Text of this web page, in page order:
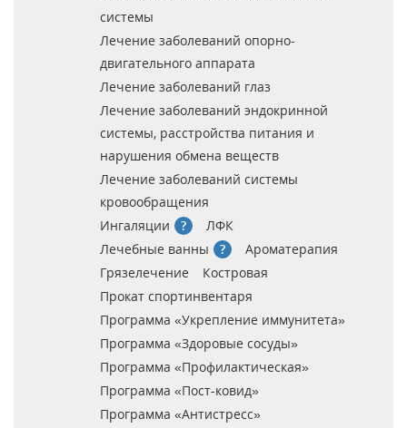
системы
Лечение заболеваний опорно-
двигательного аппарата
Лечение заболеваний глаз
Лечение заболеваний эндокринной
системы, расстройства питания и
нарушения обмена веществ
Лечение заболеваний системы
кровообращения
Ингаляции
ЛФК
Лечебные ванны
Ароматерапия
Грязелечение
Костровая
Прокат спортинвентаря
Программа «Укрепление иммунитета»
Программа «Здоровые сосуды»
Программа «Профилактическая»
Программа «Пост-ковид»
Программа «Антистресс»